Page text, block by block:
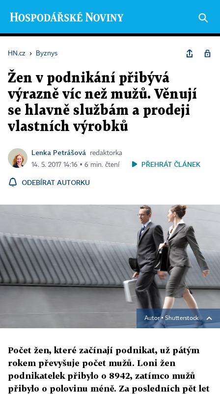
HN.cz › Byznys
Žen v podnikání přibývá
výrazně víc než mužů. Věnují
se hlavně službám a prodeji
vlastních výrobků
Lenka Petrášová
redaktorka
14. 5. 2017 14:16 ▪ 6 min. čtení
PŘEHRÁT ČLÁNEK
ODEBÍRAT AUTORKU
Autor ▪ Shutterstock
Počet žen, které začínají podnikat, už pátým
rokem převyšuje počet mužů. Loni žen
podnikatelek přibylo o 8942, zatímco mužů
přibylo o polovinu méně. Za posledních pět let